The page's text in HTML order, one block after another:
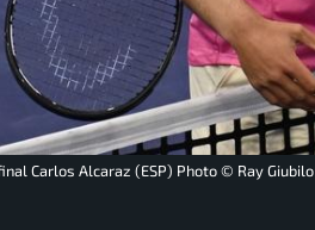
Carlos Alcaraz (ESP) Photo © Ray Giubilo